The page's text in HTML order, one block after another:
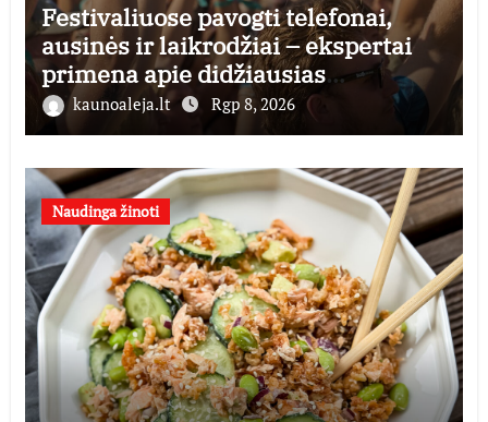
Festivaliuose pavogti telefonai,
ausinės ir laikrodžiai – ekspertai
primena apie didžiausias
finansines rizikas
kaunoaleja.lt Rgp 8, 2026
Naudinga žinoti